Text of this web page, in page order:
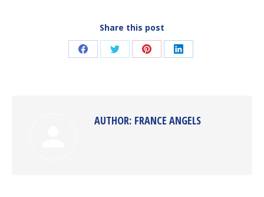
Share this post
Share Share Share Share
AUTHOR: FRANCE ANGELS